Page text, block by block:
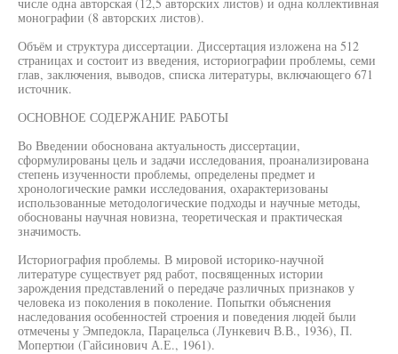
монографии (8 авторских листов).
Объём и структура диссертации. Диссертация изложена на 512
страницах и состоит из введения, историографии проблемы, семи
глав, заключения, выводов, списка литературы, включающего 671
источник.
ОСНОВНОЕ СОДЕРЖАНИЕ РАБОТЫ
Во Введении обоснована актуальность диссертации,
сформулированы цель и задачи исследования, проанализирована
степень изученности проблемы, определены предмет и
хронологические рамки исследования, охарактеризованы
использованные методологические подходы и научные методы,
обоснованы научная новизна, теоретическая и практическая
значимость.
Историография проблемы. В мировой историко-научной
литературе существует ряд работ, посвященных истории
зарождения представлений о передаче различных признаков у
человека из поколения в поколение. Попытки объяснения
наследования особенностей строения и поведения людей были
отмечены у Эмпедокла, Парацельса (Лункевич В.В., 1936), П.
Мопертюи (Гайсинович А.Е., 1961).